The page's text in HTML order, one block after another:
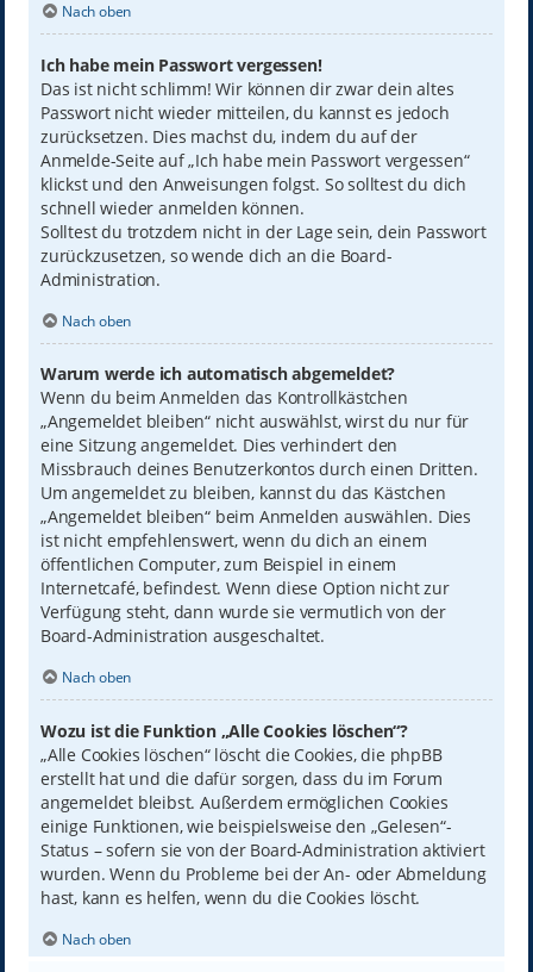
Nach oben
Ich habe mein Passwort vergessen!
Das ist nicht schlimm! Wir können dir zwar dein altes
Passwort nicht wieder mitteilen, du kannst es jedoch
zurücksetzen. Dies machst du, indem du auf der
Anmelde-Seite auf „Ich habe mein Passwort vergessen“
klickst und den Anweisungen folgst. So solltest du dich
schnell wieder anmelden können.
Solltest du trotzdem nicht in der Lage sein, dein Passwort
zurückzusetzen, so wende dich an die Board-
Administration.
Nach oben
Warum werde ich automatisch abgemeldet?
Wenn du beim Anmelden das Kontrollkästchen
„Angemeldet bleiben“ nicht auswählst, wirst du nur für
eine Sitzung angemeldet. Dies verhindert den
Missbrauch deines Benutzerkontos durch einen Dritten.
Um angemeldet zu bleiben, kannst du das Kästchen
„Angemeldet bleiben“ beim Anmelden auswählen. Dies
ist nicht empfehlenswert, wenn du dich an einem
öffentlichen Computer, zum Beispiel in einem
Internetcafé, befindest. Wenn diese Option nicht zur
Verfügung steht, dann wurde sie vermutlich von der
Board-Administration ausgeschaltet.
Nach oben
Wozu ist die Funktion „Alle Cookies löschen“?
„Alle Cookies löschen“ löscht die Cookies, die phpBB
erstellt hat und die dafür sorgen, dass du im Forum
angemeldet bleibst. Außerdem ermöglichen Cookies
einige Funktionen, wie beispielsweise den „Gelesen“-
Status – sofern sie von der Board-Administration aktiviert
wurden. Wenn du Probleme bei der An- oder Abmeldung
hast, kann es helfen, wenn du die Cookies löscht.
Nach oben